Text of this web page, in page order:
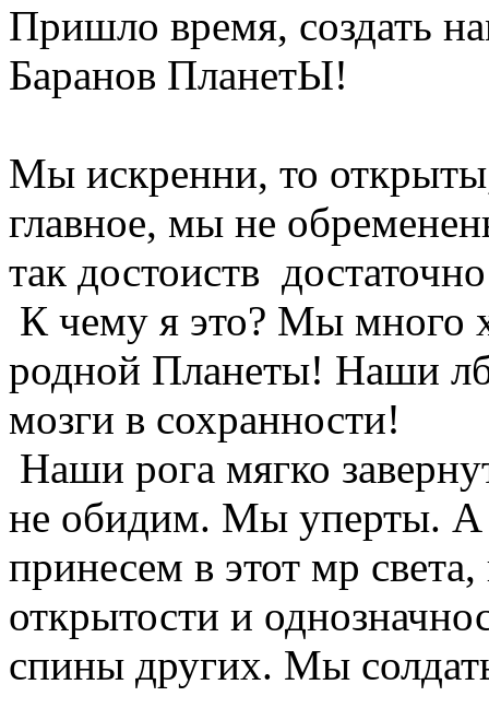
Пришло время, создать
Баранов ПланетЫ!
Мы искренни, то
главное, мы не
так достоиств
К чему я это? Мы много
родной Планеты! Наши
мозги в сохранности!
Наши рога мягко
не обидим. Мы уперты. А
принесем в этот мр
открытости и
спины других. Мы